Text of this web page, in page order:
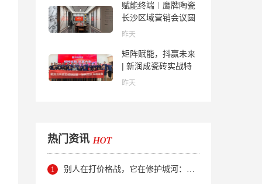
赋能终端︱鹰牌陶瓷
长沙区域营销会议圆
满举行，共探渠道拓
昨天
矩阵赋能，抖赢未来
| 新润成瓷砖实战特
训营成功举办，吹响
昨天
热门资讯
别人在打价格战，它在修护城河：新明珠岩板的逆势密码